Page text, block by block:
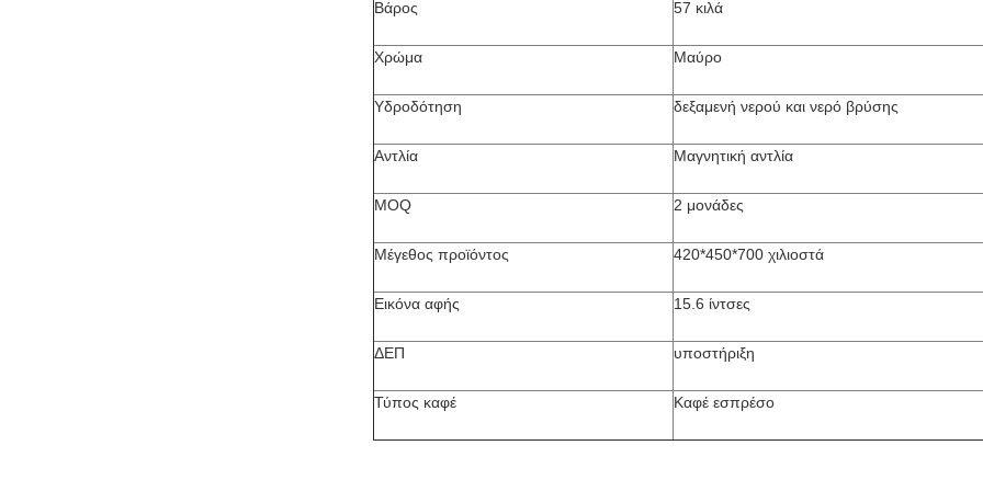
Βάρος 57 κιλά
Χρώμα Μαύρο
Υδροδότηση δεξαμενή νερού και νερό βρύσης
Αντλία Μαγνητική αντλία
MOQ 2 μονάδες
Μέγεθος προϊόντος 420*450*700 χιλιοστά
Εικόνα αφής 15.6 ίντσες
ΔΕΠ υποστήριξη
Τύπος καφέ Καφέ εσπρέσο